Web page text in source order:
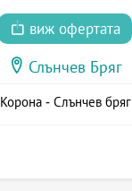
виж офертата
Слънчев Бряг
Корона - Слънчев бряг